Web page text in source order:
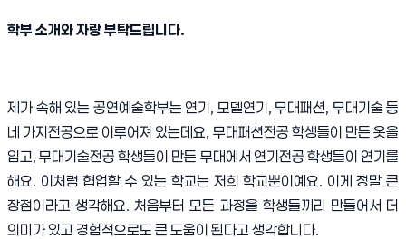
학부 소개와 자랑 부탁드립니다.
제가 속해 있는 공연예술학부는 연기 , 모델연기 , 무대패션, 무대기술 등
네 가지전공으로 이루어져 있는데요, 무대패션전공 학생들이 만든 옷을
입고,무대기술전공 학생들이 만든 무대에서 연기전공 학생들이 연기를
해요. 이처럼 협업할 수 있는 학교는 저희 학교뿐이예요. 이게 정말 큰
장점이라고 생각해요.처음부터 모든 과정을 학생들끼리 만들어서 더
의미가 있고 경험적으로도 큰 도움이 된다고 생각합니다.